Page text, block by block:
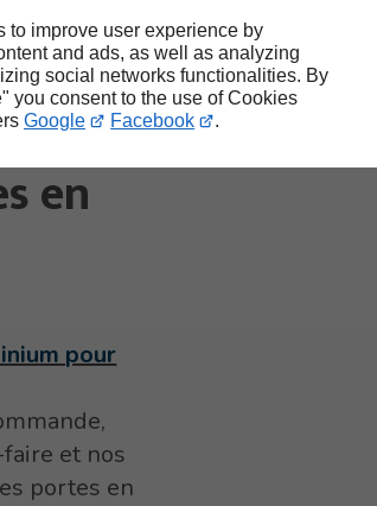
to improve user experience by
and ads, as well as analyzing
social networks functionalities. By
you consent to the use of Cookies
Google Facebook .
la
en
pour
et nos
portes en